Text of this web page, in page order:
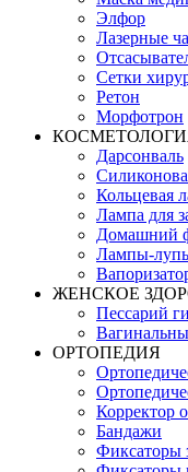
Элфор
Лазерные
Сетки
Ретон
Морфотрон
Дарсонваль
Кольцевая
Лампа для
Домашний
Лампы-
ЖЕНСКОЕ
Пессарий
ОРТОПЕДИЯ
Корректор
Бандажи
Фиксаторы